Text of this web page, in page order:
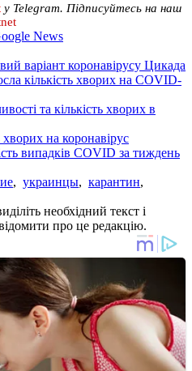
у Telegram. Підписуйтесь на наш
News
варіант коронавірусу Цикада
кількість хворих на COVID-
та кількість хворих в
хворих на коронавірус
випадків COVID за тиждень
, украинцы, карантин,
необхідний текст і
про це редакцію.